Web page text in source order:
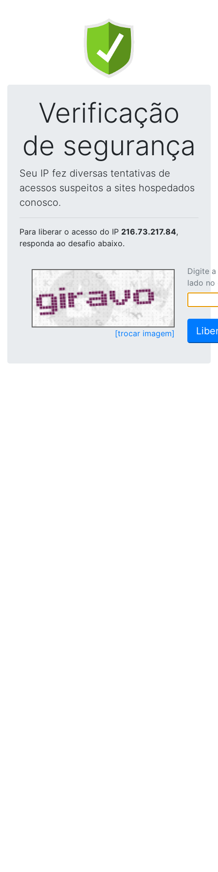
Verificação
de segurança
Seu IP fez diversas tentativas de
acessos suspeitos a sites hospedados
conosco.
Para liberar o acesso do IP 216.73.217.84,
responda ao desafio abaixo.
[trocar imagem]
Digite
lado no